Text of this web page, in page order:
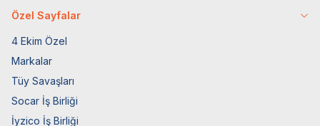
Özel Sayfalar
4 Ekim Özel
Markalar
Tüy Savaşları
Socar İş Birliği
İyzico İş Birliği